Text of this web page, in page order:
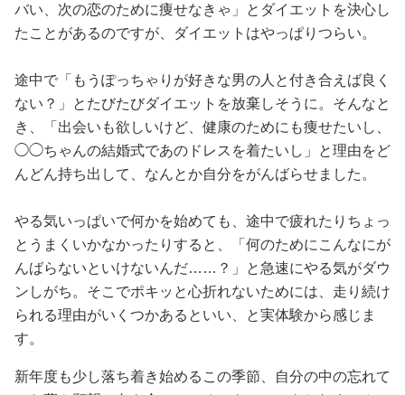
バい、次の恋のために痩せなきゃ」とダイエットを決心し
たことがあるのですが、ダイエットはやっぱりつらい。
途中で「もうぽっちゃりが好きな男の人と付き合えば良く
ない？」とたびたびダイエットを放棄しそうに。そんなと
き、「出会いも欲しいけど、健康のためにも痩せたいし、
◯◯ちゃんの結婚式であのドレスを着たいし」と理由をど
んどん持ち出して、なんとか自分をがんばらせました。
やる気いっぱいで何かを始めても、途中で疲れたりちょっ
とうまくいかなかったりすると、「何のためにこんなにが
んばらないといけないんだ……？」と急速にやる気がダウ
ンしがち。そこでポキッと心折れないためには、走り続け
られる理由がいくつかあるといい、と実体験から感じま
す。
新年度も少し落ち着き始めるこの季節、自分の中の忘れて